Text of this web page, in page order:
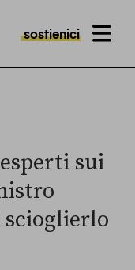
sostienici MENU
sui
scioglierlo